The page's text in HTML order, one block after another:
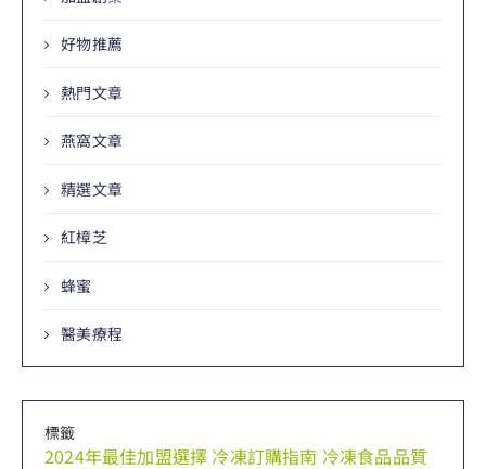
好物推薦
熱門文章
燕窩文章
精選文章
紅樟芝
蜂蜜
醫美療程
標籤
2024年最佳加盟選擇 冷凍訂購指南 冷凍食品品質